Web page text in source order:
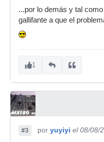
...por lo demás y tal
gallifante a que el
1
#3 por yuyiyi el 08/08/